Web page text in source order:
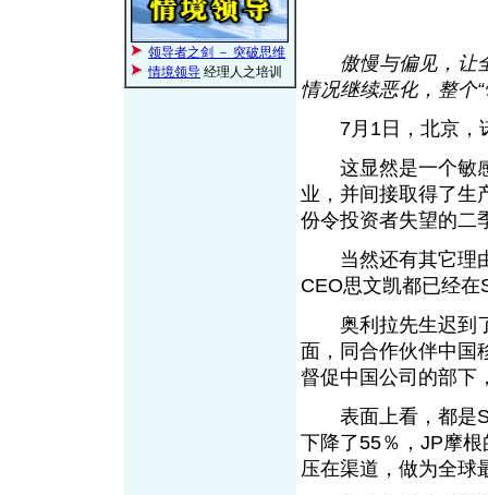
领导者之剑 － 突破思维
情境领导 经理人之培训
傲慢与偏见，让
情况继续恶化，整个
7月1日，北京，诺
这显然是一个敏
业，并间接取得了生
份令投资者失望的二
当然还有其它理由
CEO思文凯都已经
奥利拉先生迟到了
面，同合作伙伴中国
督促中国公司的部下
表面上看，都是
下降了55％，JP摩
压在渠道，做为全球